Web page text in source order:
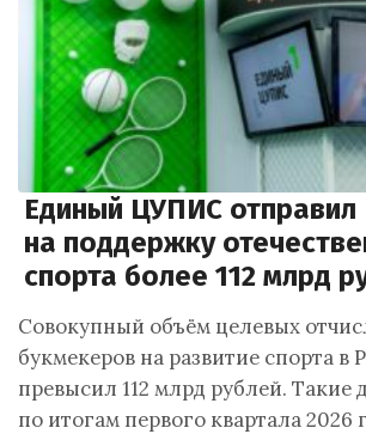
Единый ЦУПИС отправил
на поддержку
спорта более 112 млрд
Совокупный объём целевых
букмекеров на развитие спорта в
превысил 112 млрд рублей. Такие
по итогам первого квартала 2026